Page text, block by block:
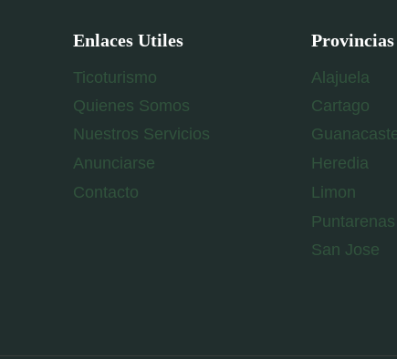
Enlaces Utiles
Ticoturismo
Quienes Somos
Nuestros Servicios
Anunciarse
Contacto
Provincias
Alajuela
Cartago
Heredia
Limon
Puntarenas
San Jose